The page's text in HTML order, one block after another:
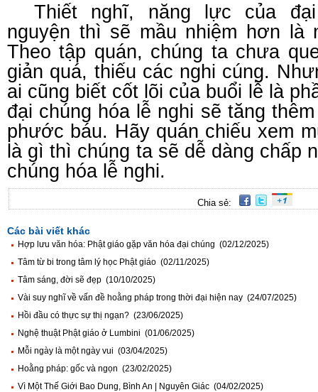
Thiết nghĩ, năng lực của
nguyện thì sẽ mầu nhiệm hơn là
Theo tập quán, chúng ta chưa
giản quá, thiếu các nghi cúng.
ai cũng biết cốt lõi của buổi lễ là
đại chúng hóa lễ nghi sẽ tăng
phước báu. Hãy quán chiếu xem
là gì thì chúng ta sẽ dễ dàng chấp
chúng hóa lễ nghi.
Chia sẻ:
Các bài viết khác
Hợp lưu văn hóa: Phật giáo gặp văn hóa đại chúng (02/12/2025)
Tâm từ bi trong tâm lý học Phật giáo (02/11/2025)
Tâm sáng, đời sẽ đẹp (10/10/2025)
Vài suy nghĩ về vấn đề hoằng pháp trong thời đại hiện nay (24/07/2025)
Hồi đầu có thực sự thị ngạn? (23/06/2025)
Nghệ thuật Phật giáo ở Lumbini (01/06/2025)
Mỗi ngày là một ngày vui (03/04/2025)
Hoằng pháp: gốc và ngọn (23/02/2025)
Vì Một Thế Giới Bao Dung, Bình An | Nguyên Giác (04/02/2025)